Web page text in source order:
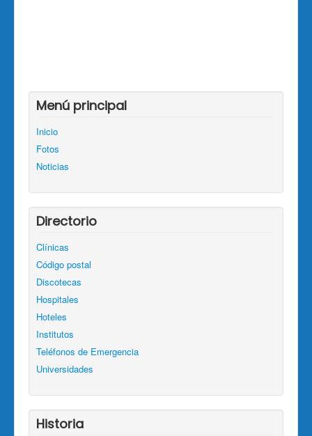
Menú principal
Inicio
Fotos
Noticias
Directorio
Clínicas
Código postal
Discotecas
Hospitales
Hoteles
Institutos
Teléfonos de Emergencia
Universidades
Historia